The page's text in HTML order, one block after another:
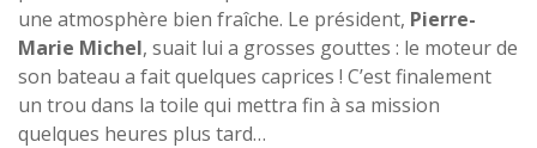
une atmosphère bien fraîche. Le président, Pierre-
Marie Michel, suait lui a grosses gouttes : le moteur de
son bateau a fait quelques caprices ! C’est finalement
un trou dans la toile qui mettra fin à sa mission
quelques heures plus tard…